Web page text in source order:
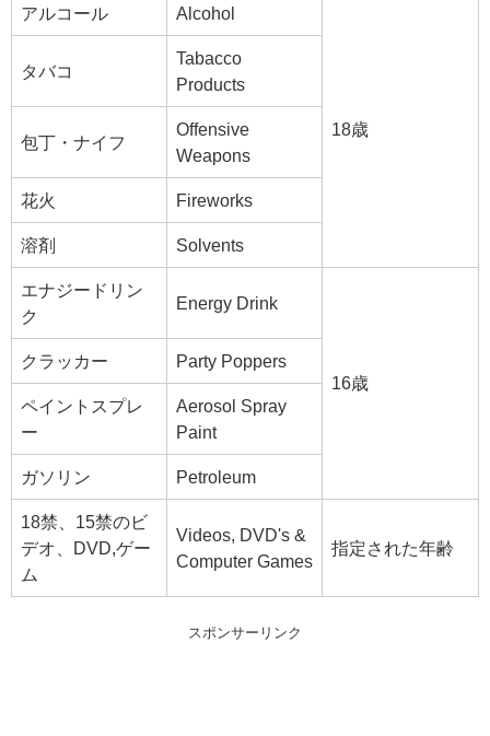
アルコール Alcohol
18歳
タバコ
Tabacco
Products
包丁・ナイフ
Offensive
Weapons
花火 Fireworks
溶剤 Solvents
エナジードリン
ク
Energy Drink
16歳
クラッカー Party Poppers
ペイントスプレ
ー
Aerosol Spray
Paint
ガソリン Petroleum
18禁、15禁のビ
デオ、DVD,ゲー
ム
Videos, DVD's &
Computer Games
指定された年齢
スポンサーリンク